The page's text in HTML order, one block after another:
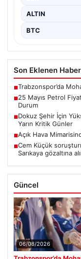
ALTIN
BTC
Son Eklenen
■Trabzonspor’da
■25 Mayıs Petrol
Durum
■Dokuz Şehir İçin
Yarın Kritik Günler
■Açık Hava
■Cem Küçük
Sarıkaya gözaltına
Güncel
06/08/2026